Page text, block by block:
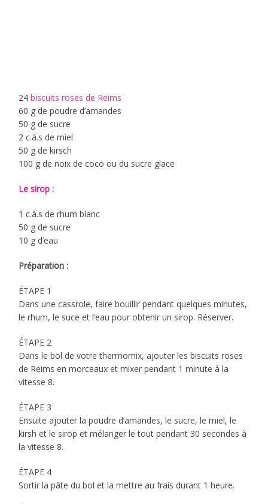
24biscuits roses de Reims
60 g de poudre d’amandes
50 g de sucre
2 c.à.s de miel
50 g de kirsch
100 g de noix de coco ou du sucre glace
Le sirop :
1 c.à.s de rhum blanc
50 g de sucre
10 g d’eau
Préparation :
ÉTAPE 1
Dans une cassrole, faire bouillir pendant quelques minutes,
le rhum, le suce et l’eau pour obtenir un sirop. Réserver.
ÉTAPE 2
Dans le bol de votre thermomix, ajouter les biscuits roses
de Reims en morceaux et mixer pendant 1 minute à la
vitesse 8.
ÉTAPE 3
Ensuite ajouter la poudre d’amandes, le sucre, le miel, le
kirsh et le sirop et mélanger le tout pendant 30 secondes à
la vitesse 8.
ÉTAPE 4
Sortir la pâte du bol et la mettre au frais durant 1 heure.